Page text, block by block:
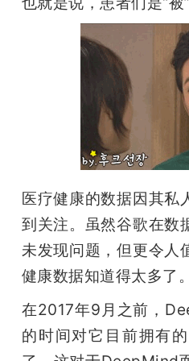
医疗健康的数据因其私
到关注。虽然谷歌在数
未发现问题，但更令人
健康数据知道得太多了。
在2017年9月之前，
的时间对它目前拥有